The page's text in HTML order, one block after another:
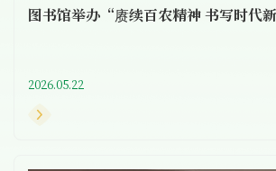
图书馆举办“赓续百农精神 书写时代
2026.05.22